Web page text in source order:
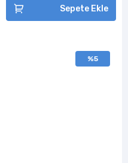
Sepete Ekle
%5